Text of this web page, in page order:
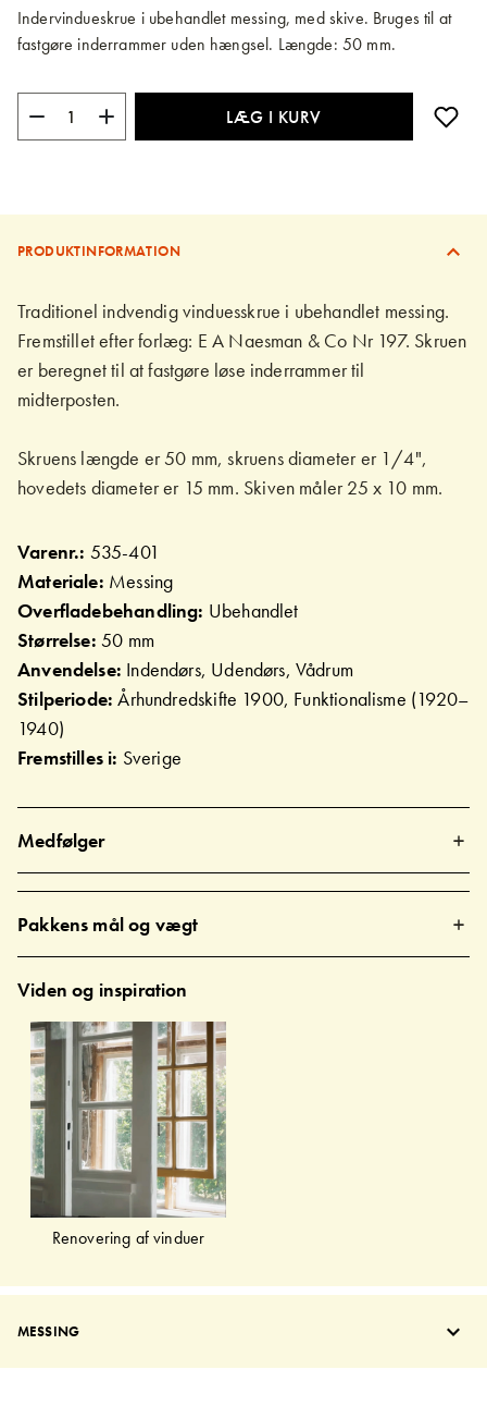
Indervindueskrue i ubehandlet messing, med skive. Bruges til at
fastgøre inderrammer uden hængsel. Længde: 50 mm.
LÆG I KURV
PRODUKTINFORMATION
Traditionel indvendig vinduesskrue i ubehandlet messing.
Fremstillet efter forlæg: E A Naesman & Co Nr 197. Skruen
er beregnet til at fastgøre løse inderrammer til
midterposten.
Skruens længde er 50 mm, skruens diameter er 1/4",
hovedets diameter er 15 mm. Skiven måler 25 x 10 mm.
Varenr.: 535-401
Materiale: Messing
Overfladebehandling: Ubehandlet
Størrelse: 50 mm
Anvendelse: Indendørs, Udendørs, Vådrum
Stilperiode:Århundredskifte 1900, Funktionalisme (1920–
1940)
Fremstilles i: Sverige
Medfølger
Pakkens mål og vægt
Viden og inspiration
Renovering af vinduer
MESSING